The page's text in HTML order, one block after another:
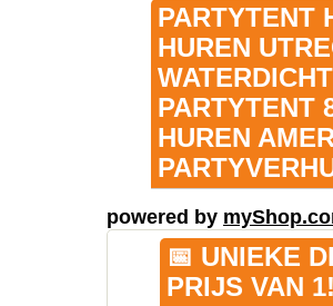
PARTYTENT
HUREN
PARTYTENT
HUREN
powered by
📅 UNIEKE
PRIJS VAN